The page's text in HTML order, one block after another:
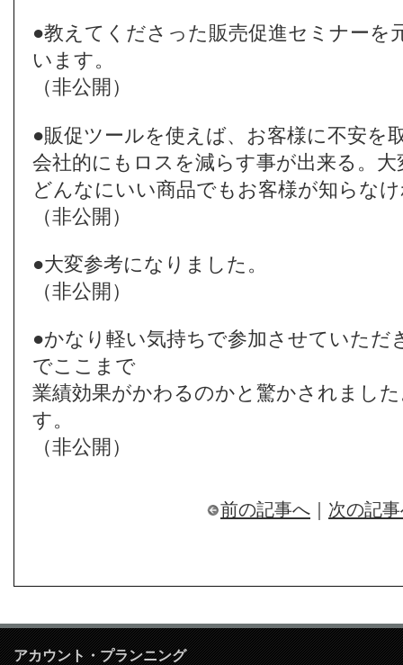
●教えてくださった販売促進セミナーを
います。
（非公開）
●販促ツールを使えば、お客様に不安を
会社的にもロスを減らす事が出来る。
どんなにいい商品でもお客様が知らな
（非公開）
●大変参考になりました。
（非公開）
●かなり軽い気持ちで参加させていただ
でここまで
業績効果がかわるのかと驚かされまし
す。
（非公開）
前の記事へ 次の記
アカウント・プランニング